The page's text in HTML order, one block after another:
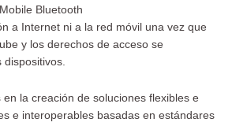
Bluetooth
a Internet ni a la red móvil una vez que
y los derechos de acceso se
dispositivos.
en la creación de soluciones flexibles e
e interoperables basadas en estándares